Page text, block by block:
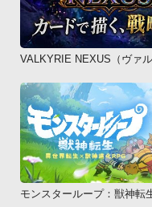
VALKYRIE NEXUS（ヴァ
モンスターループ：獣神転